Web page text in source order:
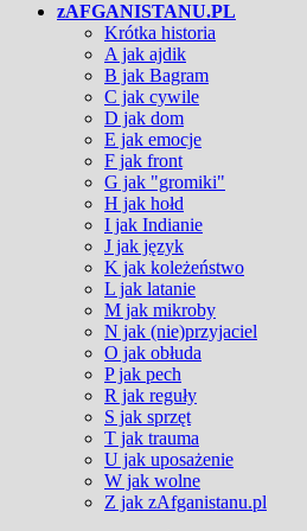
zAFGANISTANU.PL
Krótka historia
A jak ajdik
B jak Bagram
C jak cywile
D jak dom
E jak emocje
F jak front
G jak "gromiki"
H jak hołd
I jak Indianie
J jak język
K jak koleżeństwo
L jak latanie
M jak mikroby
N jak (nie)przyjaciel
O jak obłuda
P jak pech
R jak reguły
S jak sprzęt
T jak trauma
U jak uposażenie
W jak wolne
Z jak zAfganistanu.pl